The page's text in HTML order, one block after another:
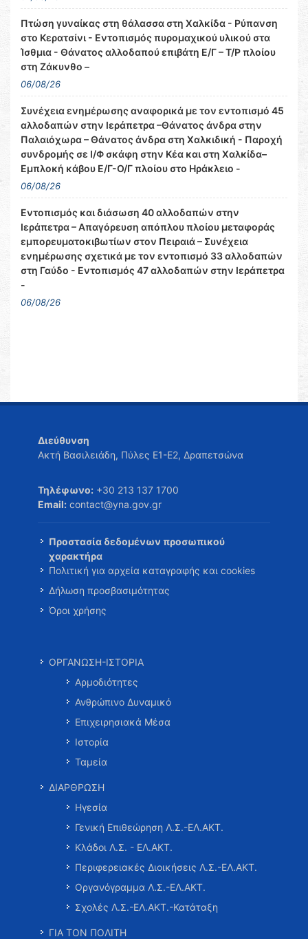
Πτώση γυναίκας στη θάλασσα στη Χαλκίδα - Ρύπανση
στο Κερατσίνι - Εντοπισμός πυρομαχικού υλικού στα
Ίσθμια - Θάνατος αλλοδαπού επιβάτη Ε/Γ – Τ/Ρ πλοίου
στη Ζάκυνθο –
06/08/26
Συνέχεια ενημέρωσης αναφορικά με τον εντοπισμό 45
αλλοδαπών στην Ιεράπετρα –Θάνατος άνδρα στην
Παλαιόχωρα – Θάνατος άνδρα στη Χαλκιδική - Παροχή
συνδρομής σε Ι/Φ σκάφη στην Κέα και στη Χαλκίδα–
Εμπλοκή κάβου Ε/Γ-Ο/Γ πλοίου στο Ηράκλειο -
06/08/26
Εντοπισμός και διάσωση 40 αλλοδαπών στην
Ιεράπετρα – Απαγόρευση απόπλου πλοίου μεταφοράς
εμπορευματοκιβωτίων στον Πειραιά – Συνέχεια
ενημέρωσης σχετικά με τον εντοπισμό 33 αλλοδαπών
στη Γαύδο - Εντοπισμός 47 αλλοδαπών στην Ιεράπετρα
-
06/08/26
Διεύθυνση
Ακτή Βασιλειάδη, Πύλες Ε1-Ε2, Δραπετσώνα
Τηλέφωνο: +30 213 137 1700
Email: contact@yna.gov.gr
Προστασία δεδομένων προσωπικού
χαρακτήρα
Πολιτική για αρχεία καταγραφής και cookies
Δήλωση προσβασιμότητας
Όροι χρήσης
ΟΡΓΑΝΩΣΗ-ΙΣΤΟΡΙΑ
Αρμοδιότητες
Ανθρώπινο Δυναμικό
Επιχειρησιακά Μέσα
Ιστορία
Ταμεία
ΔΙΑΡΘΡΩΣΗ
Ηγεσία
Γενική Επιθεώρηση Λ.Σ.-ΕΛ.ΑΚΤ.
Κλάδοι Λ.Σ. - ΕΛ.ΑΚΤ.
Περιφερειακές Διοικήσεις Λ.Σ.-ΕΛ.ΑΚΤ.
Οργανόγραμμα Λ.Σ.-ΕΛ.ΑΚΤ.
Σχολές Λ.Σ.-ΕΛ.ΑΚΤ.-Κατάταξη
ΓΙΑ ΤΟΝ ΠΟΛΙΤΗ